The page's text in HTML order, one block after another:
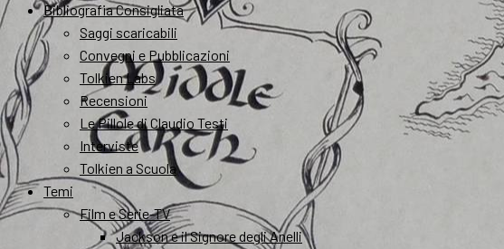
Bibliografia Consigliata
Saggi scaricabili
Convegni e Pubblicazioni
Tolkien Labs
Recensioni
Le Pillole di Claudio Testi
Interviste
Tolkien a Scuola
Temi
Film e Serie-TV
Jackson e il Signore degli Anelli